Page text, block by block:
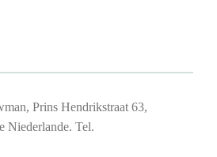
Prins Hendrikstraat 63,
Niederlande. Tel.